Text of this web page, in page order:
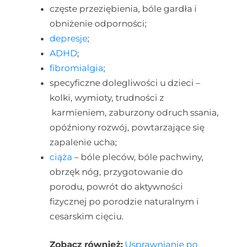
częste przeziębienia, bóle gardła i
obniżenie odporności;
depresje;
ADHD;
fibromialgia;
specyficzne dolegliwości u dzieci –
kolki, wymioty, trudności z
karmieniem, zaburzony odruch ssania,
opóźniony rozwój, powtarzające się
zapalenie ucha;
ciąża – bóle pleców, bóle pachwiny,
obrzęk nóg, przygotowanie do
porodu, powrót do aktywności
fizycznej po porodzie naturalnym i
cesarskim cięciu.
Zobacz również: Usprawnianie po